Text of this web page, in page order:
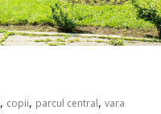
, copii, parcul central, vara